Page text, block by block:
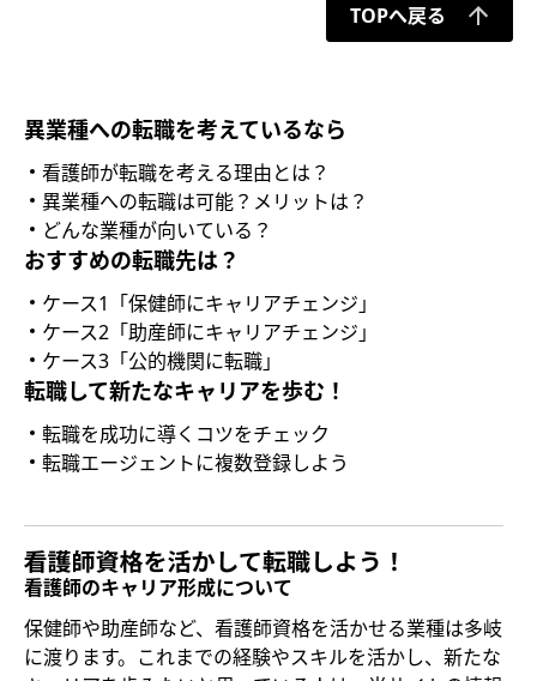
TOPへ戻る
異業種への転職を考えているなら
看護師が転職を考える理由とは？
異業種への転職は可能？メリットは？
どんな業種が向いている？
おすすめの転職先は？
ケース1「保健師にキャリアチェンジ」
ケース2「助産師にキャリアチェンジ」
ケース3「公的機関に転職」
転職して新たなキャリアを歩む！
転職を成功に導くコツをチェック
転職エージェントに複数登録しよう
看護師のキャリア形成について
保健師や助産師など、看護師資格を活かせる業種は多岐
に渡ります。これまでの経験やスキルを活かし、新たな